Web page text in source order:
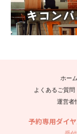
ホーム
よくあるご質問
運営者
予約専用ダイ